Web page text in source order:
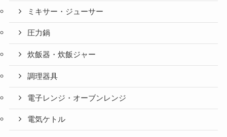
ミキサー・ジューサー
圧力鍋
炊飯器・炊飯ジャー
調理器具
電子レンジ・オーブンレンジ
電気ケトル